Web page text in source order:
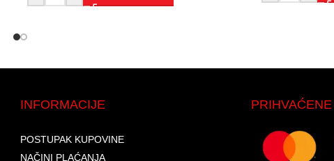
INFORMACIJE
POSTUPAK KUPOVINE
NAČINI PLAĆANJA